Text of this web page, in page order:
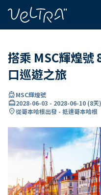
搭乘 MSC輝煌號
口巡遊之旅
directions_boatMSC輝煌號
card_travel2028-06-03 - 2028-06-10 (8天)
location_on從哥本哈根出發 - 抵達哥本哈根